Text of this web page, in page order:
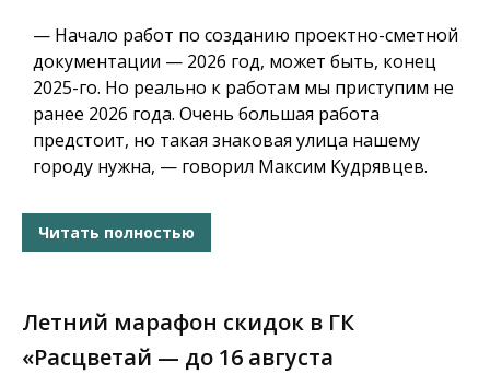
— Начало работ по созданию проектно-сметной
документации — 2026 год, может быть, конец
2025-го. Но реально к работам мы приступим не
ранее 2026 года. Очень большая работа
предстоит, но такая знаковая улица нашему
городу нужна, — говорил Максим Кудрявцев.
Читать полностью
Летний марафон скидок в ГК
«Расцветай — до 16 августа